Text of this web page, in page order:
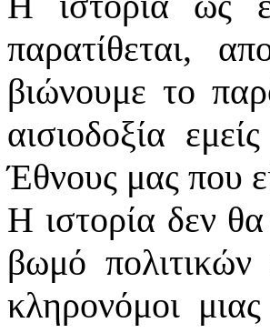
παρατίθεται,
βιώνουμε το
αισιοδοξία
Έθνους μας που
Η ιστορία δεν
βωμό πολιτικών
κληρονόμοι